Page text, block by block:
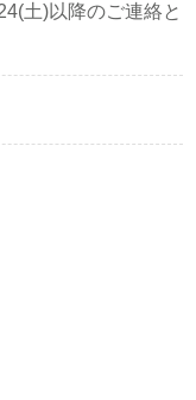
土)以降のご連絡と